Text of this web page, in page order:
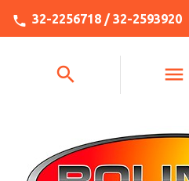
32-2256718 / 32-2593920